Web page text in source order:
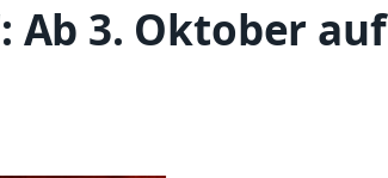
Ab 3. Oktober auf